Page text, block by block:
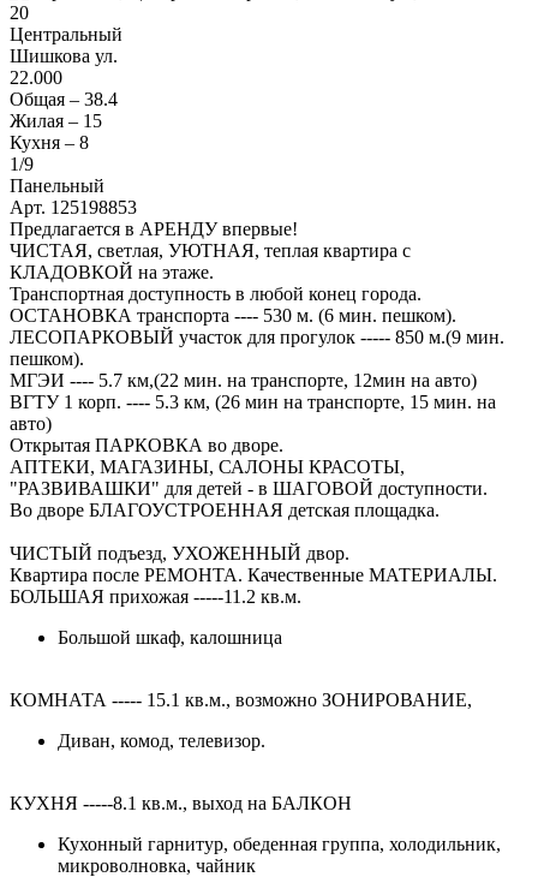
20
Центральный
Шишкова ул.
22.000
Общая – 38.4
Жилая – 15
Кухня – 8
1/9
Панельный
Арт. 125198853
Предлагается в АРЕНДУ впервые!
ЧИСТАЯ, светлая, УЮТНАЯ, теплая квартира с
КЛАДОВКОЙ на этаже.
Транспортная доступность в любой конец города.
ОСТАНОВКА транспорта ---- 530 м. (6 мин. пешком).
ЛЕСОПАРКОВЫЙ участок для прогулок ----- 850 м.(9 мин.
пешком).
МГЭИ ---- 5.7 км,(22 мин. на транспорте, 12мин на авто)
ВГТУ 1 корп. ---- 5.3 км, (26 мин на транспорте, 15 мин. на
авто)
Открытая ПАРКОВКА во дворе.
АПТЕКИ, МАГАЗИНЫ, САЛОНЫ КРАСОТЫ,
"РАЗВИВАШКИ" для детей - в ШАГОВОЙ доступности.
Во дворе БЛАГОУСТРОЕННАЯ детская площадка.
ЧИСТЫЙ подъезд, УХОЖЕННЫЙ двор.
Квартира после РЕМОНТА. Качественные МАТЕРИАЛЫ.
БОЛЬШАЯ прихожая -----11.2 кв.м.
Большой шкаф, калошница
КОМНАТА ----- 15.1 кв.м., возможно ЗОНИРОВАНИЕ,
Диван, комод, телевизор.
КУХНЯ -----8.1 кв.м., выход на БАЛКОН
Кухонный гарнитур, обеденная группа, холодильник,
микроволновка, чайник